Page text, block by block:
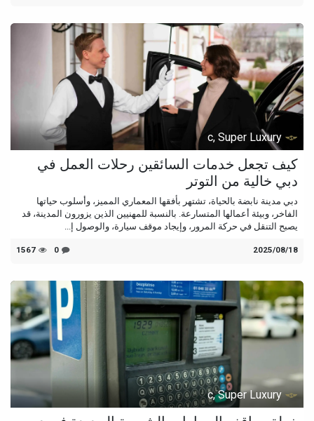
c, Super Luxury
كيف تجعل خدمات السائقين رحلات العمل في
دبي خالية من التوتر
دبي مدينة نابضة بالحياة، تشتهر بأفقها المعماري المميز، وأسلوب حياتها
الفاخر، وبيئة أعمالها المتسارعة. بالنسبة للمهنيين الذين يزورون المدينة، قد
يصبح التنقل في حركة المرور، وإيجاد موقف سيارة، والوصول إ...
18‏/08‏/2025
0
1567
c, Super Luxury